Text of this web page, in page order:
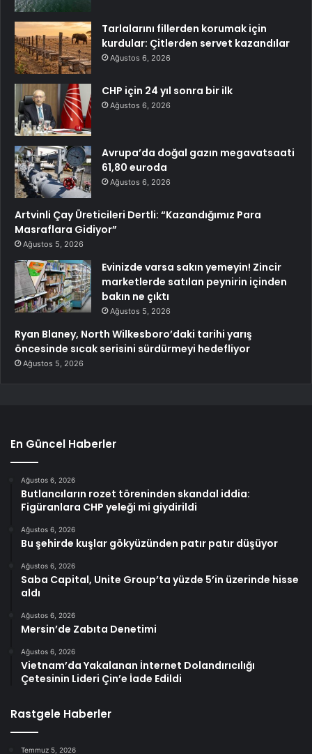
Tarlalarını fillerden korumak için
kurdular: Çitlerden servet kazandılar
Ağustos 6, 2026
CHP için 24 yıl sonra bir ilk
Ağustos 6, 2026
Avrupa’da doğal gazın megavatsaati
61,80 euroda
Ağustos 6, 2026
Artvinli Çay Üreticileri Dertli: “Kazandığımız Para
Masraflara Gidiyor”
Ağustos 5, 2026
Evinizde varsa sakın yemeyin! Zincir
marketlerde satılan peynirin içinden
bakın ne çıktı
Ağustos 5, 2026
Ryan Blaney, North Wilkesboro’daki tarihi yarış
öncesinde sıcak serisini sürdürmeyi hedefliyor
Ağustos 5, 2026
En Güncel Haberler
Ağustos 6, 2026
Butlancıların rozet töreninden skandal iddia:
Figüranlara CHP yeleği mi giydirildi
Ağustos 6, 2026
Bu şehirde kuşlar gökyüzünden patır patır düşüyor
Ağustos 6, 2026
Saba Capital, Unite Group’ta yüzde 5’in üzerinde hisse
aldı
Ağustos 6, 2026
Mersin’de Zabıta Denetimi
Ağustos 6, 2026
Vietnam’da Yakalanan İnternet Dolandırıcılığı
Çetesinin Lideri Çin’e İade Edildi
Rastgele Haberler
Temmuz 5, 2026